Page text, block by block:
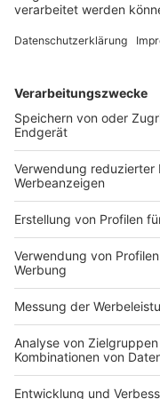
Veröffentlicht am10. März
Eine
7.3.2023 lässt
nicht
Deutschland
Thiele, Autor der
die Vermögensteuer
Im Blickpunkt
Veröffentlicht am10.